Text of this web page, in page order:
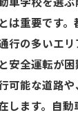
車学校を選
は重要です
行の多いエ
安全運転が
可能な道路
します。自